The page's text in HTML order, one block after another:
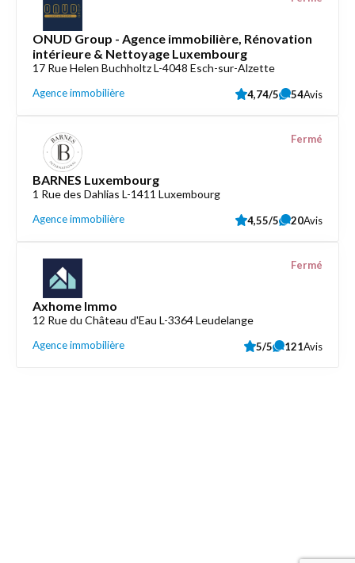
ONUD Group - Agence immobilière, Rénovation
intérieure & Nettoyage Luxembourg
17 Rue Helen Buchholtz L-4048 Esch-sur-Alzette
Agence immobilière 4,74/5 54Avis
BARNES Luxembourg
1 Rue des Dahlias L-1411 Luxembourg
Agence immobilière
Fermé
4,55/5 20Avis
Axhome Immo
12 Rue du Château d'Eau L-3364 Leudelange
Agence immobilière
Fermé
5/5 121Avis